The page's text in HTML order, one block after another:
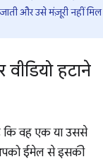
और उसे मंज़ूरी नहीं मिल
हटाने
वह एक या उससे
आपको ईमेल से इसकी